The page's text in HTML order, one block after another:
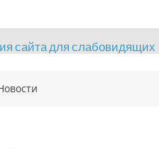
сайта для слабовидящих